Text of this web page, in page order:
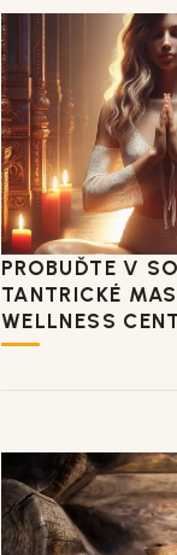
PROBUĎTE V
TANTRICKÉ
WELLNESS